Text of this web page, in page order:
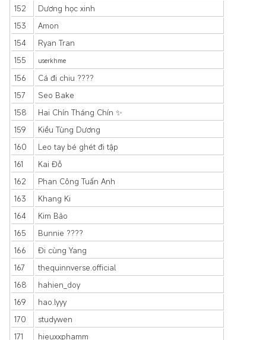
152
Dương học xinh
153
Amon
154
Ryan Tran
155
userkhme
156
Cá đi chiu ????
157
Seo Bake
158
Hai Chín Tháng Chín ✨
159
Kiều Tùng Dương
160
Leo tay bé ghét đi tập
161
Kai Đỗ
162
Phan Công Tuấn Anh
163
Khang Ki
164
Kim Bảo
165
Bunnie ????
166
Đi cùng Yang
167
thequinnverse.official
168
hahien_doy
169
hao.lyyy
170
studywen
171
hieuxxphamm